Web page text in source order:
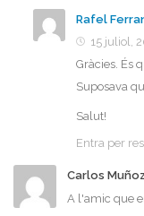
Rafel
15 juliol,
Gràcies. És
Suposava
Salut!
Entra per
Carlos Muñoz
A l'amic que